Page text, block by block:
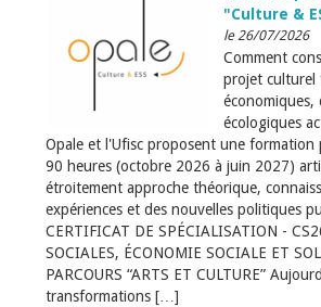
"Culture &
le 26/07/2026
Comment
projet culturel
économiques,
écologiques
Opale et l'Ufisc proposent une formation
90 heures (octobre 2026 à juin 2027)
étroitement approche théorique,
expériences et des nouvelles politiques
CERTIFICAT DE SPÉCIALISATION -
SOCIALES, ÉCONOMIE SOCIALE ET
PARCOURS “ARTS ET CULTURE”
transformations […]